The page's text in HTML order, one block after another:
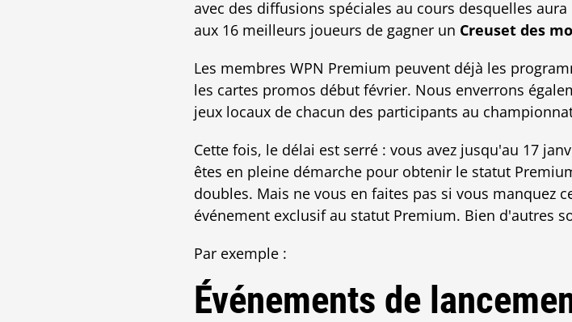
avec des diffusions spéciales au cours desquelles
aux 16 meilleurs joueurs de gagner un Creuset des
Les membres WPN Premium peuvent déjà les
les cartes promos début février. Nous enverrons
jeux locaux de chacun des participants au
Cette fois, le délai est serré : vous avez jusqu'au 17
êtes en pleine démarche pour obtenir le statut
doubles. Mais ne vous en faites pas si vous manquez
événement exclusif au statut Premium. Bien d'autres
Par exemple :
Événements de